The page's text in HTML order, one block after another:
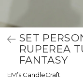
SET
RUPEREA
FANTASY
EM’s CandleCraft